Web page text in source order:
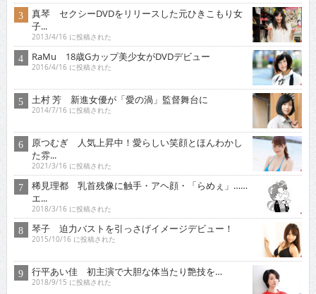
真琴 セクシーDVDをリリースした元ひきこもり女
子...
2013/4/16 に投稿された
RaMu 18歳Gカップ美少女がDVDデビュー
2016/4/16 に投稿された
土村 芳 新進女優が「愛の渦」監督舞台に
2014/7/16 に投稿された
原つむぎ 人気上昇中！愛らしい笑顔とほんわかし
た雰...
2021/3/16 に投稿された
稀見理都 乳首残像に触手・アヘ顔・「らめぇ」……
エ...
2018/3/16 に投稿された
琴子 迫力バストを引っさげイメージデビュー！
2015/10/16 に投稿された
行平あい佳 初主演で大胆な体当たり艶技を…
2018/9/15 に投稿された